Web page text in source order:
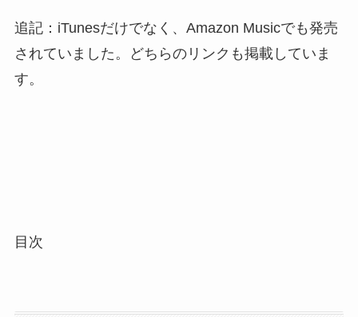
追記：iTunesだけでなく、Amazon Musicでも発売
されていました。どちらのリンクも掲載していま
す。
目次